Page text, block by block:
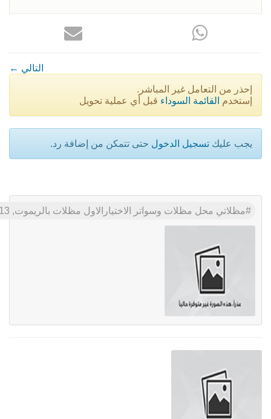
← التالي
إحذر من التعامل غير المباشر.
إستخدم القائمة السوداء قبل أي عملية تحويل
يجب عليك تسجيل الدخول حتى تتمكن من إضافة رد.
مظلاتي محل مظلات وسواتر الاختيارالاول مظلات بالريموت, O5OO559613 ابتكارجميع انواع المظلات والسواتروالهناجرالتخصصي مظلات السيارات